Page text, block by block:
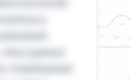
maalaukset